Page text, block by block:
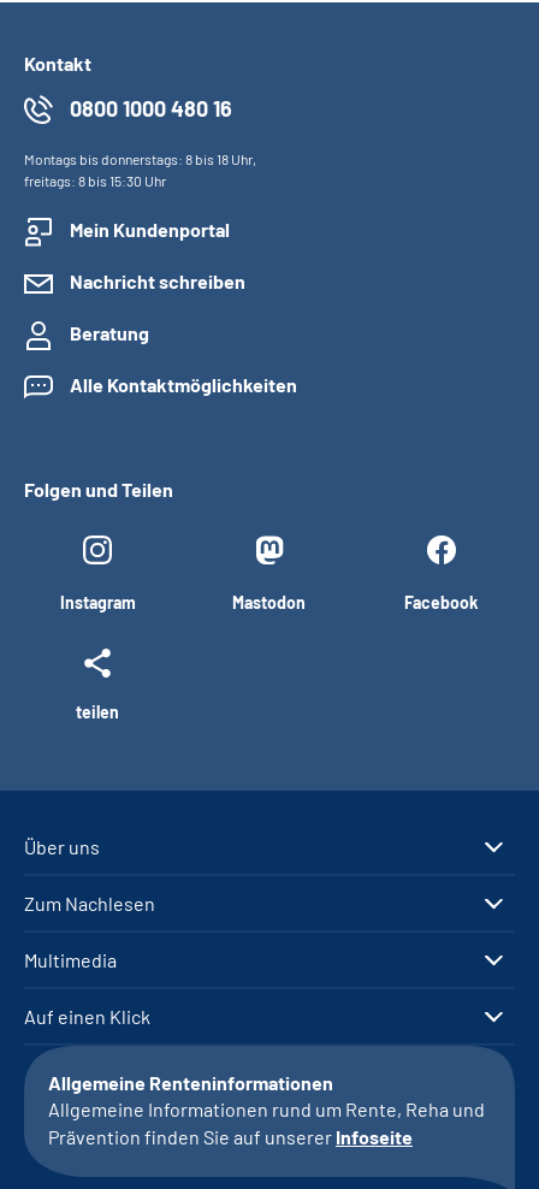
Kontakt
0800 1000 480 16
Montags bis donnerstags: 8 bis 18 Uhr,
freitags: 8 bis 15:30 Uhr
Mein Kundenportal
Nachricht schreiben
Beratung
Alle Kontaktmöglichkeiten
Folgen und Teilen
Instagram Mastodon Facebook
teilen
Über uns
Zum Nachlesen
Multimedia
Auf einen Klick
Allgemeine Renteninformationen
Allgemeine Informationen rund um Rente, Reha und
Prävention finden Sie auf unserer Infoseite